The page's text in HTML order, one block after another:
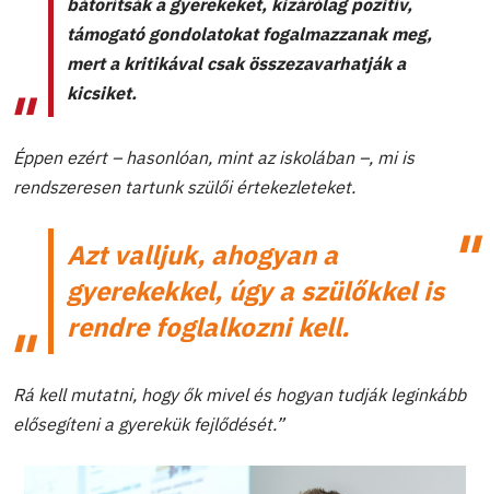
bátorítsák a gyerekeket, kizárólag pozitív,
támogató gondolatokat fogalmazzanak meg,
mert a kritikával csak összezavarhatják a
kicsiket.
Éppen ezért – hasonlóan, mint az iskolában –, mi is
rendszeresen tartunk szülői értekezleteket.
Azt valljuk, ahogyan a
gyerekekkel, úgy a szülőkkel is
rendre foglalkozni kell.
Rá kell mutatni, hogy ők mivel és hogyan tudják leginkább
elősegíteni a gyerekük fejlődését.”